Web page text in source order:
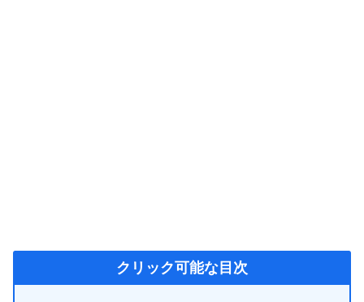
クリック可能な目次